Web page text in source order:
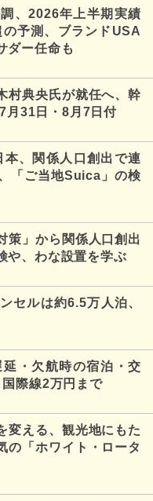
、2026年上半期実績
予測、ブランドUSA
ダー任命も
村典央氏が就任へ、幹
31日・8月7日付
、関係人口創出で連
「ご当地Suica」の検
策」から関係人口創出
や、わな設置を学ぶ
セルは約6.5万人泊、
・欠航時の宿泊・交
際線2万円まで
変える、観光地にもた
の「ホワイト・ロータ